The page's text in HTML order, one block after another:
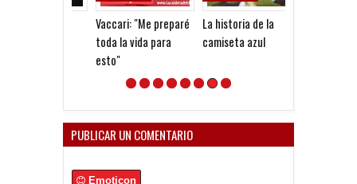
Vaccari: "Me preparé
toda la vida para
esto"
La historia de la
camiseta azul
PUBLICAR UN COMENTARIO
Emoticon